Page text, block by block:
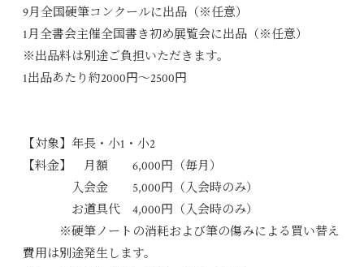
9月全国硬筆コンクールに出品（※任意）
1月全書会主催全国書き初め展覧会に出品（※任意）
※出品料は別途ご負担いただきます。
1出品あたり約2000円〜2500円
【対象】年長・小1・小2
【料金】 月額 6,000円（毎月）
入会金 5,000円（入会時のみ）
お道具代 4,000円（入会時のみ）
※硬筆ノートの消耗および筆の傷みによる買い替え
費用は別途発生します。